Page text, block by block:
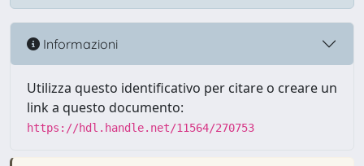
Informazioni
Utilizza questo identificativo per citare o creare un
link a questo documento:
https://hdl.handle.net/11564/270753